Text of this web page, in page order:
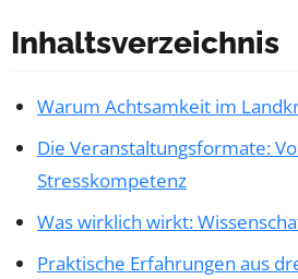
Inhaltsverzeichnis
Warum Achtsamkeit im
Die Veranstaltungsformate:
Stresskompetenz
Was wirklich wirkt:
Praktische Erfahrungen aus